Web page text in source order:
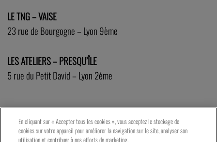
LE TNG – VAISE
23 rue de Bourgogne – Lyon 9ème
LES ATELIERS – PRESQU’ÎLE
5 rue du Petit David – Lyon 2ème
En cliquant sur « Accepter tous les cookies », vous acceptez le stockage de
cookies sur votre appareil pour améliorer la navigation sur le site, analyser son
utilisation et contribuer à nos efforts de marketing.